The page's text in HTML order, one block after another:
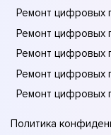
Ремонт цифровых
Ремонт цифровых
Ремонт цифровых
Ремонт цифровых
Ремонт цифровых
Политика